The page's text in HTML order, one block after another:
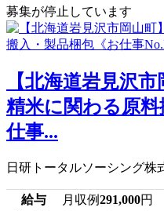
募集が停止しています
【北海道岩見沢
精米に関わる原
仕事...
日研トータルソーシング株
給与 月収例291,000円